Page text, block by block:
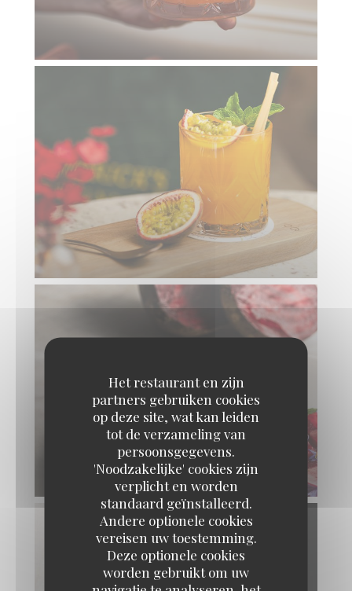
Het restaurant en zijn
partners gebruiken cookies
op deze site, wat kan leiden
tot de verzameling van
persoonsgegevens.
'Noodzakelijke' cookies zijn
verplicht en worden
standaard geïnstalleerd.
Andere optionele cookies
vereisen uw toestemming.
Deze optionele cookies
worden gebruikt om uw